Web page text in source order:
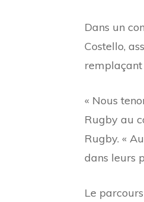
Dans un
Costello,
« Nous
Rugby au
Rugby. «
dans leurs
Le